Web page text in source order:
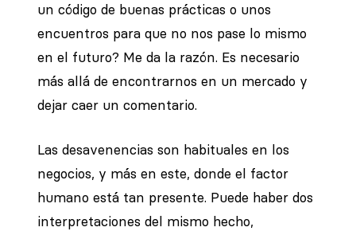
un código de buenas prácticas o unos
encuentros para que no nos pase lo mismo
en el futuro? Me da la razón. Es necesario
más allá de encontrarnos en un mercado y
dejar caer un comentario.
Las desavenencias son habituales en los
negocios, y más en este, donde el factor
humano está tan presente. Puede haber dos
interpretaciones del mismo hecho,